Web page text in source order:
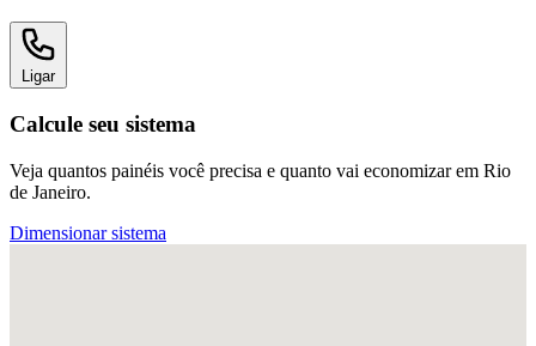
Ligar
Calcule seu sistema
Veja quantos painéis você precisa e quanto vai economizar em Rio
de Janeiro.
Dimensionar sistema